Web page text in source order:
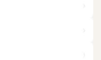
›
›
›